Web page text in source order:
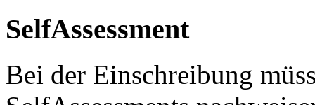
SelfAssessment
Bei der Einschreibung